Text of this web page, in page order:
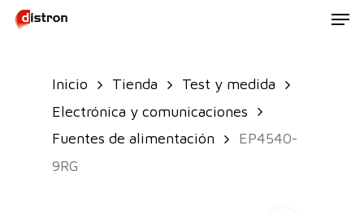
Skip
Inicio Tienda
Test y medida
Electrónica y comunicaciones
Fuentes de alimentación
EP4540-
9RG